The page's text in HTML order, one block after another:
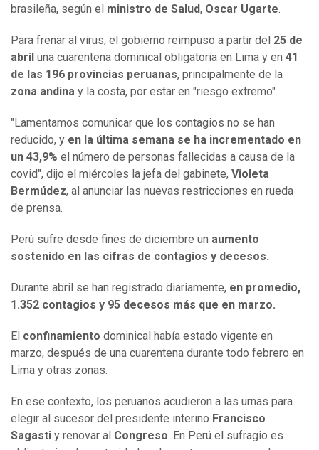
brasileña, según el ministro de Salud, Oscar Ugarte.
Para frenar al virus, el gobierno reimpuso a partir del 25 de
abril una cuarentena dominical obligatoria en Lima y en 41
de las 196 provincias peruanas, principalmente de la
zona andina y la costa, por estar en "riesgo extremo".
"Lamentamos comunicar que los contagios no se han
reducido, y en la última semana se ha incrementado en
un 43,9% el número de personas fallecidas a causa de la
covid", dijo el miércoles la jefa del gabinete, Violeta
Bermúdez, al anunciar las nuevas restricciones en rueda
de prensa.
Perú sufre desde fines de diciembre un aumento
sostenido en las cifras de contagios y decesos.
Durante abril se han registrado diariamente, en promedio,
1.352 contagios y 95 decesos más que en marzo.
El confinamiento dominical había estado vigente en
marzo, después de una cuarentena durante todo febrero en
Lima y otras zonas.
En ese contexto, los peruanos acudieron a las urnas para
elegir al sucesor del presidente interino Francisco
Sagasti y renovar al Congreso. En Perú el sufragio es